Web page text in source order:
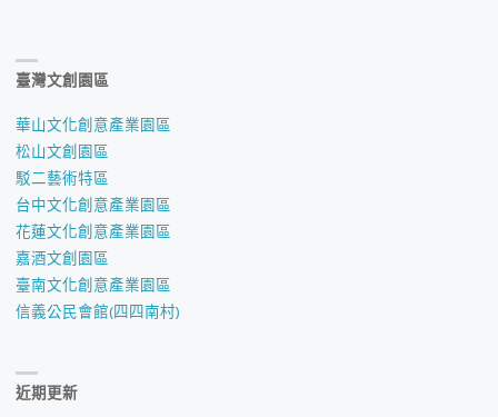
臺灣文創園區
華山文化創意產業園區
松山文創園區
駁二藝術特區
台中文化創意產業園區
花蓮文化創意產業園區
嘉酒文創園區
臺南文化創意產業園區
信義公民會館(四四南村)
近期更新